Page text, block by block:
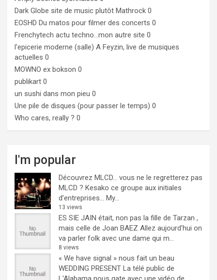
Dark Globe site de music plutôt Mathrock 0
EOSHD Du matos pour filmer des concerts 0
Frenchytech actu techno…mon autre site 0
l'epicerie moderne (salle) A Feyzin, live de musiques
actuelles 0
MOWNO ex bokson 0
publikart 0
un sushi dans mon pieu 0
Une pile de disques (pour passer le temps) 0
Who cares, really ? 0
I'm popular
Découvrez MLCD… vous ne le regretterez pas
MLCD ? Kesako ce groupe aux initiales
d’entreprises… My...
13 views
ES SIE JAIN était, non pas la fille de Tarzan ,
mais celle de Joan BAEZ Allez aujourd'hui on
va parler folk avec une dame qui m...
8 views
« We have signal » nous fait un beau
WEDDING PRESENT La télé public de